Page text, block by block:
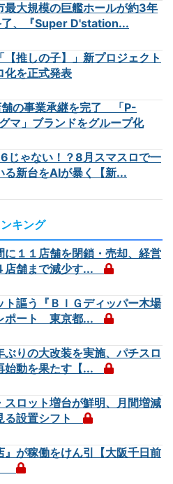
最大規模の巨艦ホールが約3年
、『Super D'station...
【推しの子】」新プロジェクト
を正式発表
舗の事業承継を完了 「P-
マ」ブランドをグループ化
じゃない！？8月スマスロで一
る新台をAIが暴く【新...
キング
に１１店舗を閉鎖・売却、経営
店舗まで減少す...
ト謳う『ＢＩＧディッパー木場
ポート 東京都...
ぶりの大改装を実施、パチスロ
始動を果たす【...
スロット増台が鮮明、月間増減
る設置シフト
』が稼働をけん引【大阪千日前